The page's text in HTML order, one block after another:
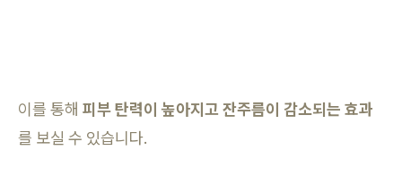
이를 통해 피부 탄력이 높아지고 잔주름이 감소되는 효과
를 보실 수 있습니다.